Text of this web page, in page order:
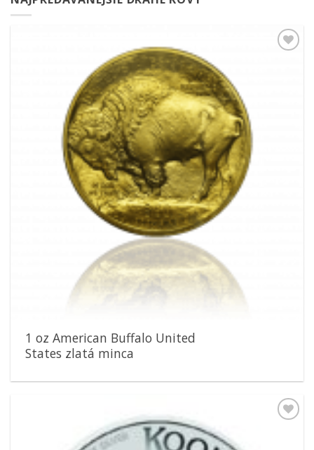
1 oz American Buffalo United
States zlatá minca